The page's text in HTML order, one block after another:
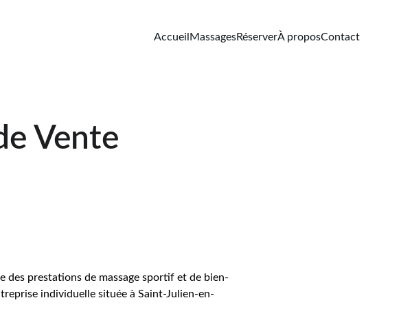
AccueilMassagesRéserverÀ proposContact
Vente
des prestations de massage sportif et de bien-
individuelle située à Saint-Julien-en-